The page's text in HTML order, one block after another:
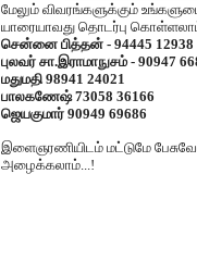
மேலும் விவரங்களுக்கும்
யாரையாவது தொடர்பு
சென்னை பித்தன் - 94445 12938
புலவர் சா.இராமாநுசம் - 90947
மதுமதி 98941 24021
பாலகணேஷ் 73058 36166
ஜெயகுமார் 90949 69686
இளைஞரணியிடம் மட்டுமே
அழைக்கலாம்...!